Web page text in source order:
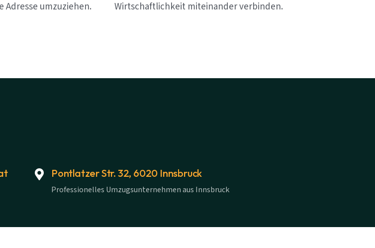
Adresse umzuziehen.
Wirtschaftlichkeit miteinander verbinden.
Pontlatzer Str. 32, 6020 Innsbruck
Professionelles Umzugsunternehmen aus Innsbruck